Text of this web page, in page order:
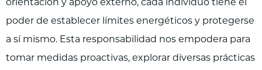
poder de establecer límites energéticos y protegerse
a sí mismo. Esta responsabilidad nos empodera para
tomar medidas proactivas, explorar diversas prácticas